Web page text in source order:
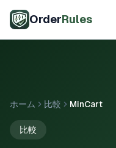
OrderRules
ホーム 比較 MinCart
比較